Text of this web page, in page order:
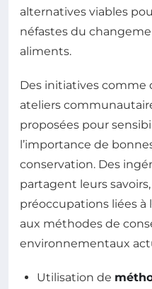
alternatives viables
néfastes du
aliments.
Des initiatives comme
ateliers
proposées pour
l’importance de
conservation. Des
partagent leurs
préoccupations liées
aux méthodes de
environnementaux
Utilisation de